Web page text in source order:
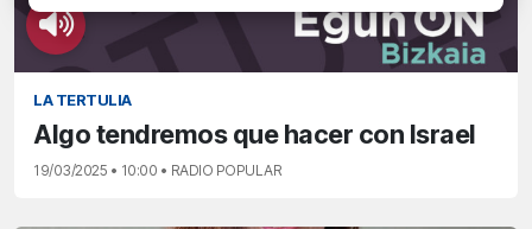
LA TERTULIA
Algo tendremos que hacer con Israel
19/03/2025 • 10:00 • RADIO POPULAR